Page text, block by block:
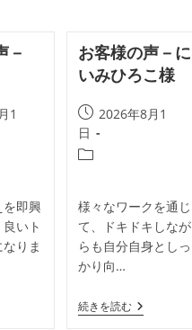
－
1
を即興
いト
りま
お客様の声－に
いみひろこ様
投
稿
公
2026年8月1
日
投
テ
ゴ
リ
ー:
様々なワークを通じ
て、ドキドキしなが
らも自分自身としっ
かり向…
続きを読むお
客